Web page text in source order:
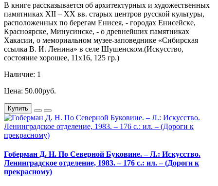
В книге рассказывается об архитектурных и художественных
памятниках XII – XX вв. старых центров русской культуры,
расположенных по берегам Енисея, - городах Енисейске,
Красноярске, Минусинске, - о древнейших памятниках
Хакасии, о мемориальном музее-заповеднике «Сибирская
ссылка В. И. Ленина» в селе Шушенском.(Искусство,
состояние хорошее, 11х16, 125 гр.)
Наличие: 1
Цена: 50.00руб.
Купить
Гоберман Д. Н. По Северной Буковине. – Л.: Искусство.
Ленинградское отделение, 1983. – 176 с.: ил. – (Дороги к
прекрасному)